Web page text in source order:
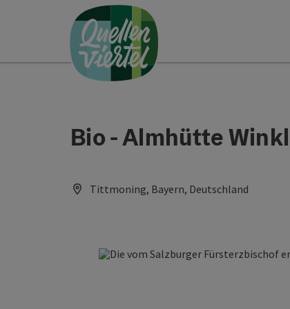
Zum InhaltAccesskey
[0]
Zur NavigationAccesskey
Zum Seitenanfang Accesskey
Bio - Almhütte
Tittmoning, Bayern, Deutschland